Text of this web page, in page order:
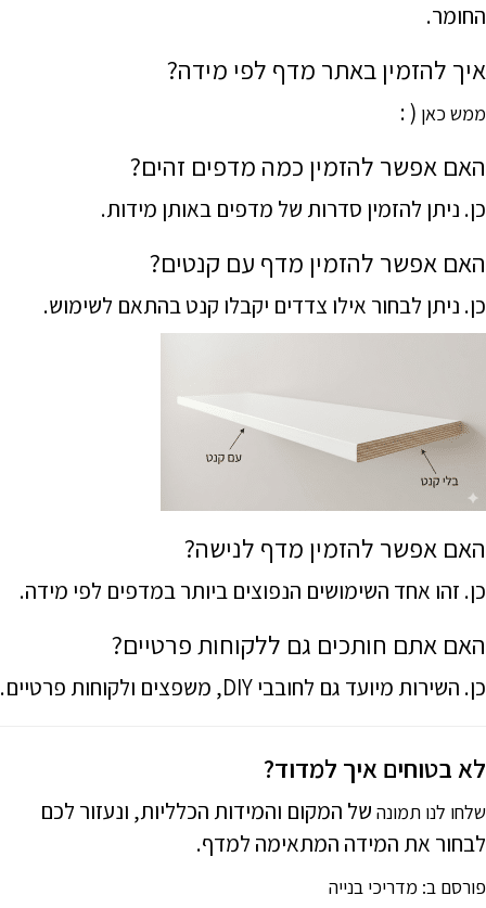
החומר.
איך להזמין באתר מדף לפי מידה?
ממש כאן ( :
האם אפשר להזמין כמה מדפים זהים?
כן. ניתן להזמין סדרות של מדפים באותן מידות.
האם אפשר להזמין מדף עם קנטים?
כן. ניתן לבחור אילו צדדים יקבלו קנט בהתאם לשימוש.
האם אפשר להזמין מדף לנישה?
כן. זהו אחד השימושים הנפוצים ביותר במדפים לפי מידה.
האם אתם חותכים גם ללקוחות פרטיים?
כן. השירות מיועד גם לחובבי DIY, משפצים ולקוחות פרטיים.
לא בטוחים איך למדוד?
שלחו לנו תמונה של המקום והמידות הכלליות, ונעזור לכם
לבחור את המידה המתאימה למדף.
פורסם ב: מדריכי בנייה